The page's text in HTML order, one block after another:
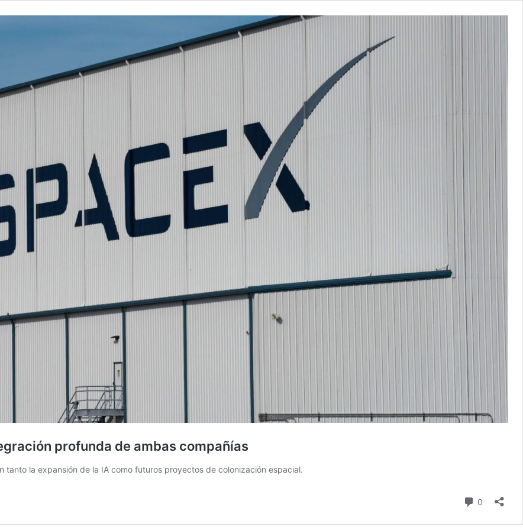
profunda de ambas compañías
la expansión de la IA como futuros proyectos de colonización espacial.
0